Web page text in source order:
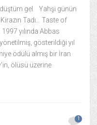
gel Yahşi günün
Tadı… Taste of
yılında Abbas
gösterildiği yıl
ödülü almış bir İran
ölüsü üzerine
1